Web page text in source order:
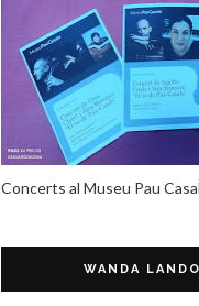
Concerts al Museu Pau
WANDA